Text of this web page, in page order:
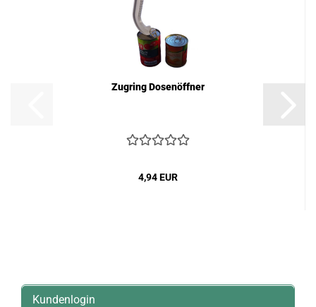
Zugring Dosenöffner
4,94 EUR
Kundenlogin